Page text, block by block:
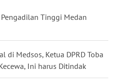
Tinggi Medan
di Medsos, Ketua DPRD Toba
Ini harus Ditindak